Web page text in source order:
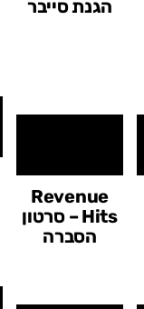
הגנת סייבר
Revenue
Hits – סרטון
הסברה